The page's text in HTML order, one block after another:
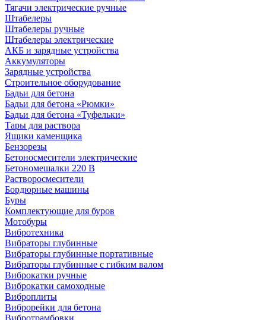
Тягачи электрические ручные
Штабелеры
Штабелеры ручные
Штабелеры электрические
АКБ и зарядные устройства
Аккумуляторы
Зарядные устройства
Строительное оборудование
Бадьи для бетона
Бадьи для бетона «Рюмки»
Бадьи для бетона «Туфельки»
Тары для раствора
Ящики каменщика
Бензорезы
Бетоносмесители электрические
Бетономешалки 220 В
Растворосмесители
Бордюрные машины
Буры
Комплектующие для буров
Мотобуры
Вибротехника
Вибраторы глубинные
Вибраторы глубинные портативные
Вибраторы глубинные с гибким валом
Виброкатки ручные
Виброкатки самоходные
Виброплиты
Виброрейки для бетона
Вибротрамбовки